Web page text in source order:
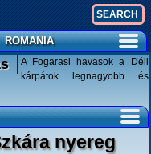
ROMANIA
A Fogarasi havasok a Déli
kárpátok legnagyobb és
nyereg